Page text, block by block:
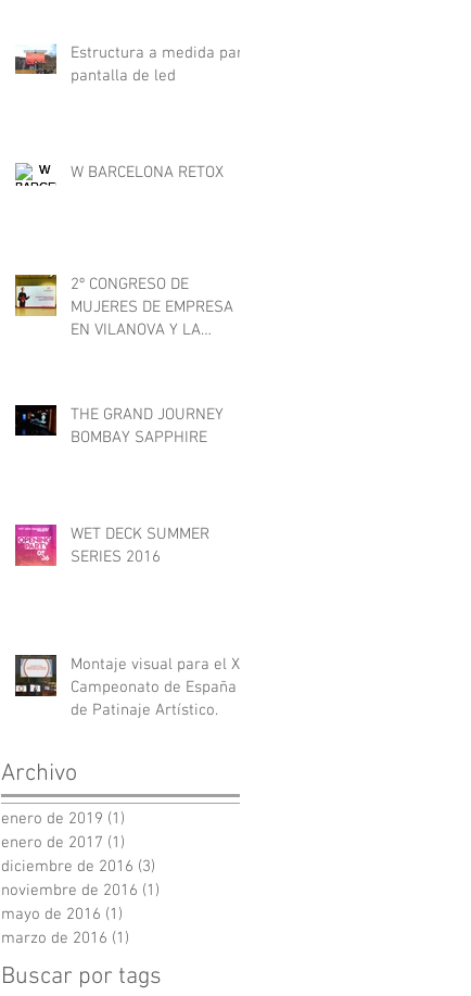
Estructura a medida para
pantalla de led
W BARCELONA RETOX
2º CONGRESO DE
MUJERES DE EMPRESA
EN VILANOVA Y LA
THE GRAND JOURNEY
BOMBAY SAPPHIRE
WET DECK SUMMER
SERIES 2016
Montaje visual para el XV
Campeonato de España
de Patinaje Artístico.
Archivo
enero de 2019 (1)
enero de 2017 (1)
diciembre de 2016 (3)
noviembre de 2016 (1)
mayo de 2016 (1)
marzo de 2016 (1)
Buscar por tags